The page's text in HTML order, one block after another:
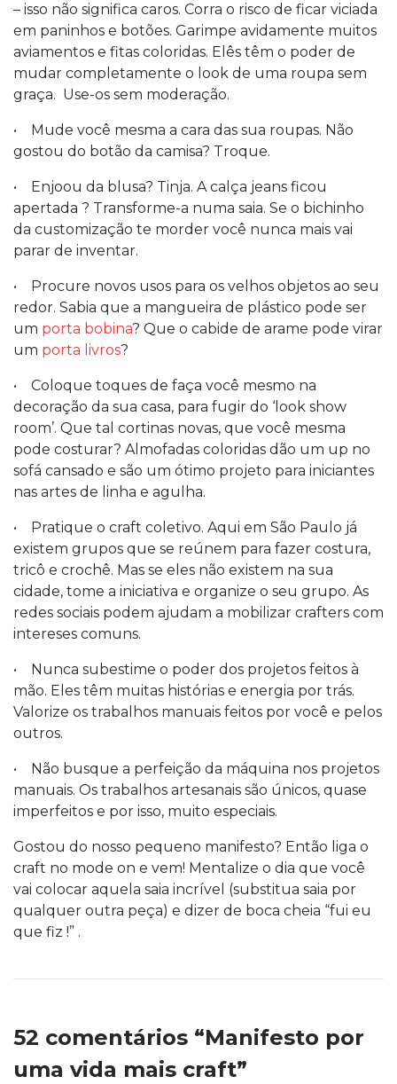
– isso não significa caros. Corra o risco de ficar viciada
em paninhos e botões. Garimpe avidamente muitos
aviamentos e fitas coloridas. Elês têm o poder de
mudar completamente o look de uma roupa sem
graça. Use-os sem moderação.
• Mude você mesma a cara das sua roupas. Não
gostou do botão da camisa? Troque.
• Enjoou da blusa? Tinja. A calça jeans ficou
apertada ? Transforme-a numa saia. Se o bichinho
da customização te morder você nunca mais vai
parar de inventar.
• Procure novos usos para os velhos objetos ao seu
redor. Sabia que a mangueira de plástico pode ser
um porta bobina? Que o cabide de arame pode virar
um porta livros?
• Coloque toques de faça você mesmo na
decoração da sua casa, para fugir do ‘look show
room’. Que tal cortinas novas, que você mesma
pode costurar? Almofadas coloridas dão um up no
sofá cansado e são um ótimo projeto para iniciantes
nas artes de linha e agulha.
• Pratique o craft coletivo. Aqui em São Paulo já
existem grupos que se reúnem para fazer costura,
tricô e crochê. Mas se eles não existem na sua
cidade, tome a iniciativa e organize o seu grupo. As
redes sociais podem ajudam a mobilizar crafters com
intereses comuns.
• Nunca subestime o poder dos projetos feitos à
mão. Eles têm muitas histórias e energia por trás.
Valorize os trabalhos manuais feitos por você e pelos
outros.
• Não busque a perfeição da máquina nos projetos
manuais. Os trabalhos artesanais são únicos, quase
imperfeitos e por isso, muito especiais.
Gostou do nosso pequeno manifesto? Então liga o
craft no mode on e vem! Mentalize o dia que você
vai colocar aquela saia incrível (substitua saia por
qualquer outra peça) e dizer de boca cheia “fui eu
que fiz !” .
52 comentários “Manifesto por
uma vida mais craft”